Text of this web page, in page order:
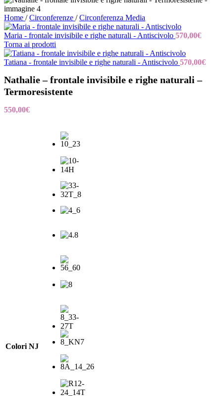
Home / Circonferenze / Circonferenza Media
Maria - frontale invisibile e righe naturali - Antiscivolo 570,00€
Torna ai prodotti
Tatiana - frontale invisibile e righe naturali - Antiscivolo 570,00€
Nathalie – frontale invisibile e righe naturali –
Termoresistente
550,00€
Colori NJ